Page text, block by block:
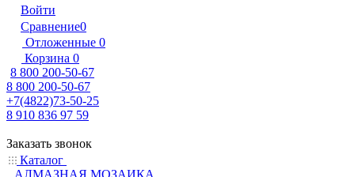
Войти
Сравнение0
Отложенные 0
Корзина 0
8 800 200-50-67
8 800 200-50-67
+7(4822)73-50-25
8 910 836 97 59
Заказать звонок
Каталог
АЛМАЗНАЯ МОЗАИКА